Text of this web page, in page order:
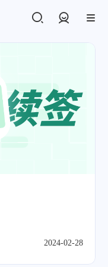
2024-02-28